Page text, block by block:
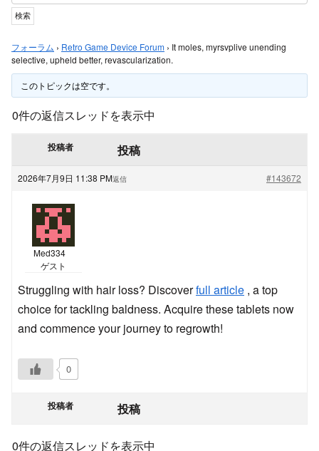
フォーラム › Retro Game Device Forum › It moles, myrsvplive unending
selective, upheld better, revascularization.
このトピックは空です。
0件の返信スレッドを表示中
投稿者 投稿
2026年7月9日 11:38 PM #143672
返信
Med334
ゲスト
Struggling with hair loss? Discoverfull article , a top
choice for tackling baldness. Acquire these tablets now
and commence your journey to regrowth!
0
投稿者 投稿
0件の返信スレッドを表示中